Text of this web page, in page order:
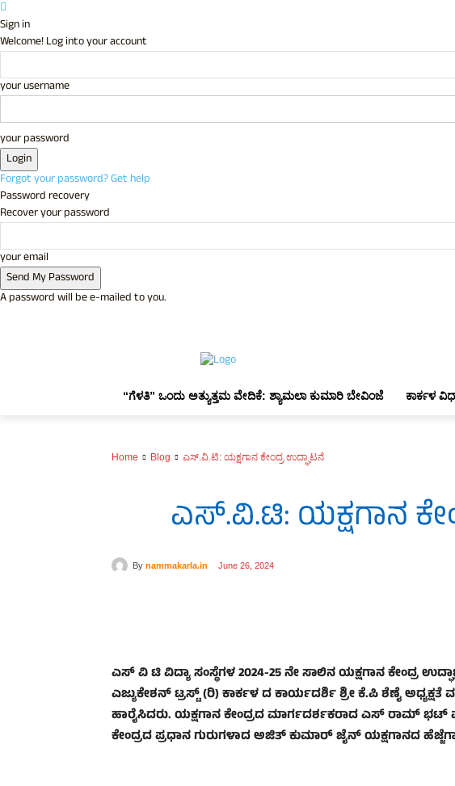
Sign in
Welcome! Log into your account
your username
your password
Forgot your password? Get help
Password recovery
Recover your password
your email
A password will be e-mailed to you.
“ಗೆಳತಿ” ಒಂದು ಅತ್ಯುತ್ತಮ ವೇದಿಕೆ: ಶ್ಯಾಮಲಾ ಕುಮಾರಿ ಬೇವಿಂಜೆ ಕಾರ್ಕಳ
Home Blog ಎಸ್.ವಿ.ಟಿ: ಯಕ್ಷಗಾನ ಕೇಂದ್ರ ಉದ್ಘಾಟನೆ
ಎಸ್.ವಿ.ಟಿ: ಯಕ್ಷಗಾನ
By nammakarla.in June 26, 2024
ಎಸ್ ‌ವಿ ಟಿ ವಿದ್ಯಾ ಸಂಸ್ಥೆಗಳ 2024-25 ನೇ ಸಾಲಿನ ಯಕ್ಷಗಾನ ಕೇಂದ್ರ
ಎಜ್ಯುಕೇಶನ್ ಟ್ರಸ್ಟ್ (ರಿ) ಕಾರ್ಕಳ ದ ಕಾರ್ಯದರ್ಶಿ ಶ್ರೀ ಕೆ.ಪಿ ಶೆಣೈ
ಹಾರೈಸಿದರು. ಯಕ್ಷಗಾನ ಕೇಂದ್ರದ ಮಾರ್ಗದರ್ಶಕರಾದ ಎಸ್ ರಾಮ್ ಭಟ್
ಕೇಂದ್ರದ ಪ್ರಧಾನ ಗುರುಗಳಾದ ಅಜಿತ್ ಕುಮಾರ್ ಜೈನ್ ಯಕ್ಷಗಾನದ